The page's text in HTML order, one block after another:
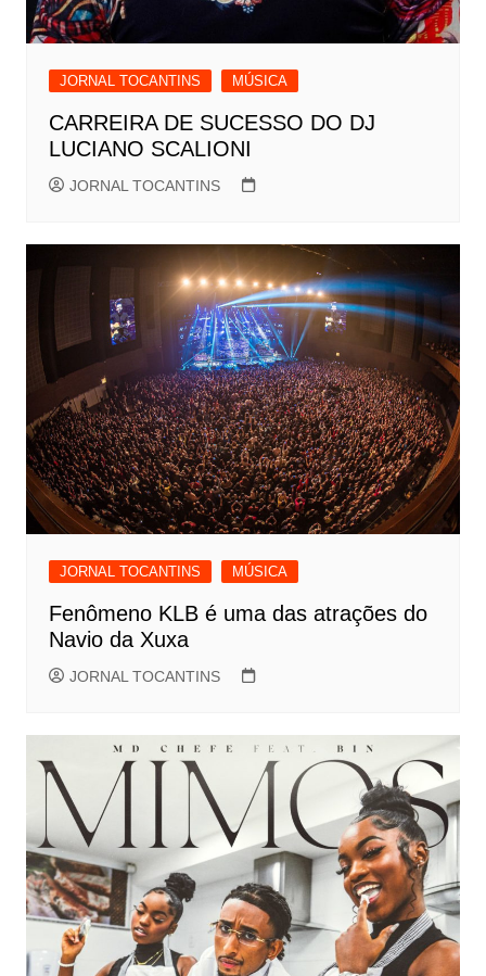
JORNAL TOCANTINS MÚSICA
CARREIRA DE SUCESSO DO DJ
LUCIANO SCALIONI
JORNAL TOCANTINS
JORNAL TOCANTINS MÚSICA
Fenômeno KLB é uma das atrações do
Navio da Xuxa
JORNAL TOCANTINS